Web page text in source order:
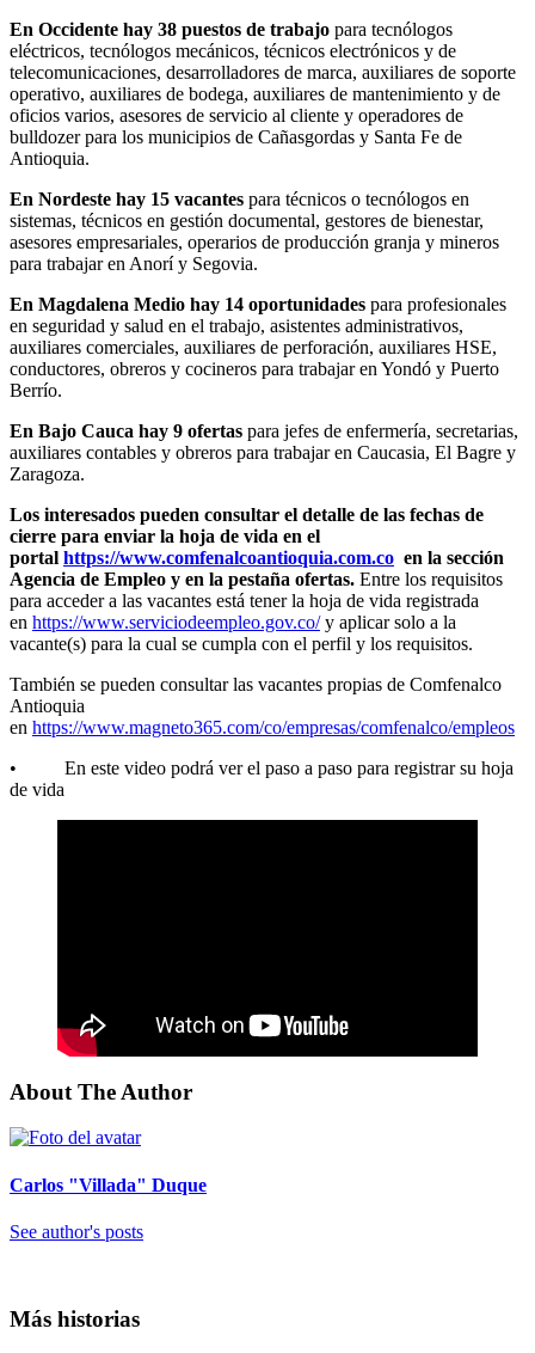
En Occidente hay 38 puestos de trabajo para tecnólogos
eléctricos, tecnólogos mecánicos, técnicos electrónicos y de
telecomunicaciones, desarrolladores de marca, auxiliares de soporte
operativo, auxiliares de bodega, auxiliares de mantenimiento y de
oficios varios, asesores de servicio al cliente y operadores de
bulldozer para los municipios de Cañasgordas y Santa Fe de
Antioquia.
En Nordeste hay 15 vacantes para técnicos o tecnólogos en
sistemas, técnicos en gestión documental, gestores de bienestar,
asesores empresariales, operarios de producción granja y mineros
para trabajar en Anorí y Segovia.
En Magdalena Medio hay 14 oportunidades para profesionales
en seguridad y salud en el trabajo, asistentes administrativos,
auxiliares comerciales, auxiliares de perforación, auxiliares HSE,
conductores, obreros y cocineros para trabajar en Yondó y Puerto
Berrío.
En Bajo Cauca hay 9 ofertas para jefes de enfermería, secretarias,
auxiliares contables y obreros para trabajar en Caucasia, El Bagre y
Zaragoza.
Los interesados pueden consultar el detalle de las fechas de
cierre para enviar la hoja de vida en el
portal https://www.comfenalcoantioquia.com.co en la sección
Agencia de Empleo y en la pestaña ofertas. Entre los requisitos
para acceder a las vacantes está tener la hoja de vida registrada
en https://www.serviciodeempleo.gov.co/y aplicar solo a la
vacante(s) para la cual se cumpla con el perfil y los requisitos.
También se pueden consultar las vacantes propias de Comfenalco
Antioquia
en https://www.magneto365.com/co/empresas/comfenalco/empleos
• En este video podrá ver el paso a paso para registrar su hoja
de vida
About The Author
Carlos "Villada" Duque
See author's posts
Más historias